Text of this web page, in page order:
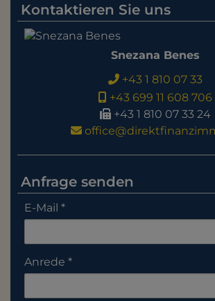
Kontaktieren Sie uns
Snezana Benes
+43 1 810 07 33
+43 699 11 608 706
+43 1 810 07 33 24
Anfrage senden
E-Mail
Anrede